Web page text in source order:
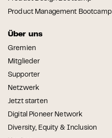
Product Management Bootcamp
Über uns
Gremien
Mitglieder
Supporter
Netzwerk
Jetzt starten
Digital Pioneer Network
Diversity, Equity & Inclusion